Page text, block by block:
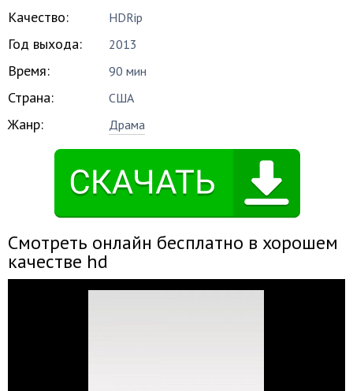
Качество: HDRip
Год выхода: 2013
Время: 90 мин
Страна: США
Жанр: Драма
Смотреть онлайн бесплатно в хорошем
качестве hd